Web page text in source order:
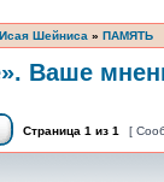
Шейниса » ПАМЯТЬ
Ваше
Страница 1 из 1 [